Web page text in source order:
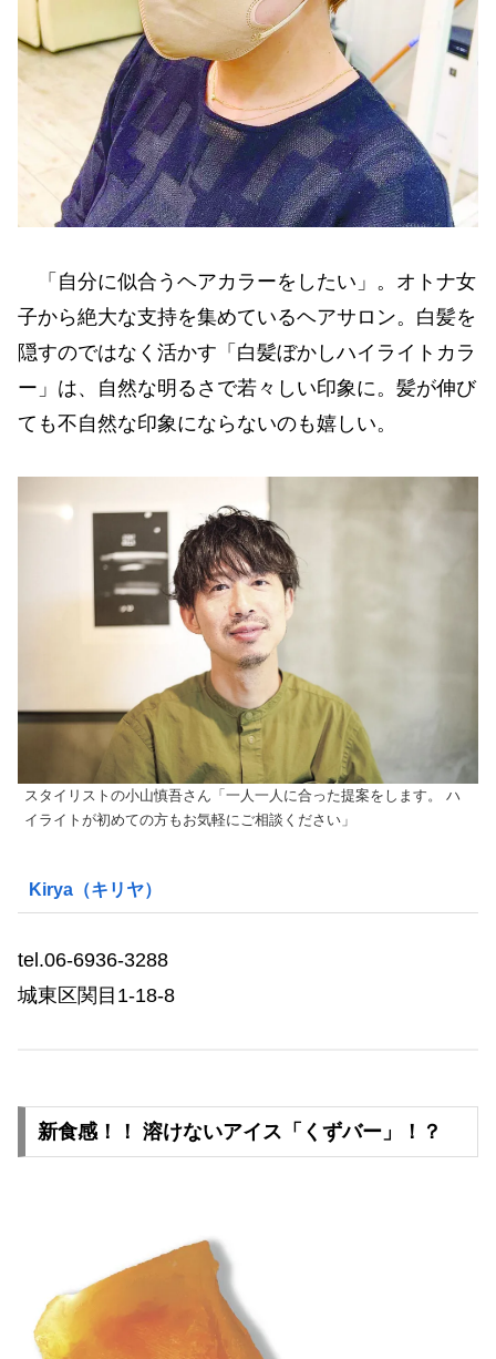
「自分に似合うヘアカラーをしたい」。オトナ女
子から絶大な支持を集めているヘアサロン。白髪を
隠すのではなく活かす「白髪ぼかしハイライトカラ
ー」は、自然な明るさで若々しい印象に。髪が伸び
ても不自然な印象にならないのも嬉しい。
スタイリストの小山慎吾さん「一人一人に合った提案をします。 ハ
イライトが初めての方もお気軽にご相談ください」
Kirya（キリヤ）
tel.06-6936-3288
城東区関目1-18-8
新食感！！ 溶けないアイス「くずバー」！？